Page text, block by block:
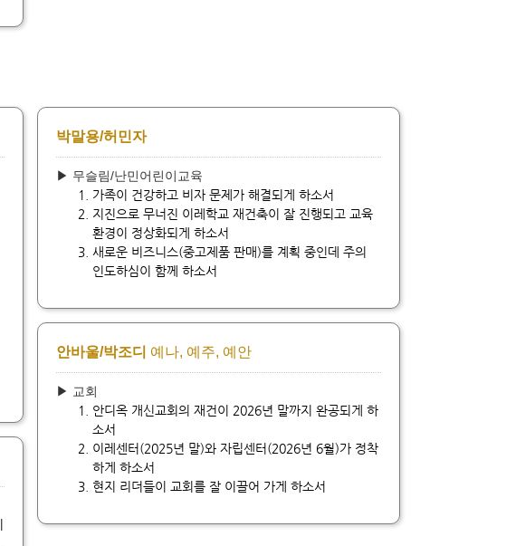
박말용/허민자
▶ 무슬림/난민어린이교육
가족이 건강하고 비자 문제가 해결되게 하소서
지진으로 무너진 이레학교 재건축이 잘 진행되고 교육
환경이 정상화되게 하소서
새로운 비즈니스(중고제품 판매)를 계획 중인데 주의
인도하심이 함께 하소서
안바울/박조디 예나, 예주, 예안
▶ 교회
안디옥 개신교회의 재건이 2026년 말까지 완공되게 하
소서
이레센터(2025년 말)와 자립센터(2026년 6월)가 정착
하게 하소서
현지 리더들이 교회를 잘 이끌어 가게 하소서